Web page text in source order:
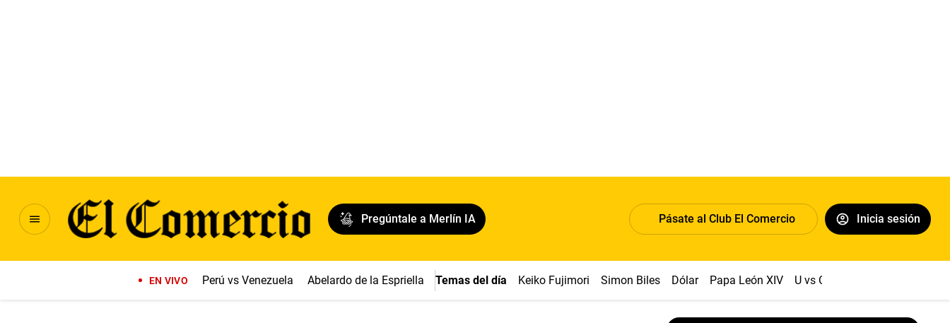
Pregúntale a Merlín IA Pásate al Club El Comercio Inicia sesión
EN VIVO Perú vs Venezuela Abelardo de la Espriella Temas del día Keiko Fujimori Simon Biles Dólar Papa León XIV U vs Cristal